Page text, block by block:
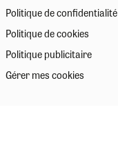
Politique de confidentialité
Politique de cookies
Politique publicitaire
Gérer mes cookies